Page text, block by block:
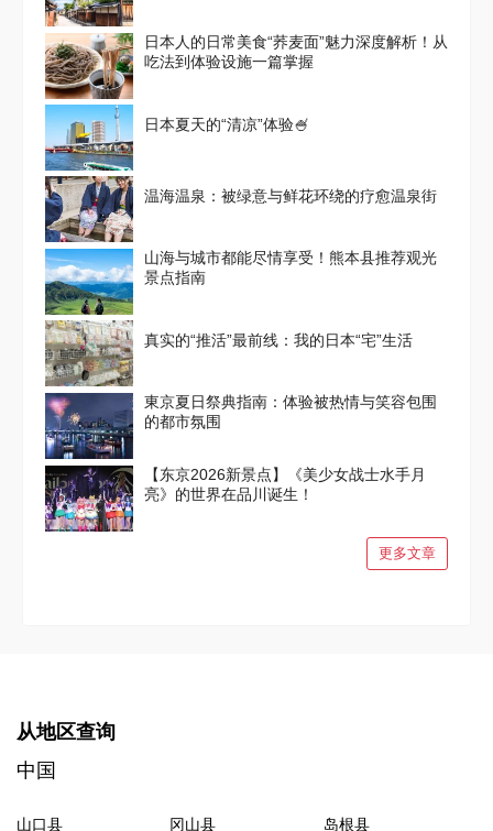
日本人的日常美食“荞麦面”魅力深度解析！从
吃法到体验设施一篇掌握
日本夏天的“清凉”体验🍧
温海温泉：被绿意与鲜花环绕的疗愈温泉街
山海与城市都能尽情享受！熊本县推荐观光
景点指南
真实的“推活”最前线：我的日本“宅”生活
東京夏日祭典指南：体验被热情与笑容包围
的都市氛围
【东京2026新景点】《美少女战士水手月
亮》的世界在品川诞生！
更多文章
从地区查询
中国
山口县 冈山县
岛根县